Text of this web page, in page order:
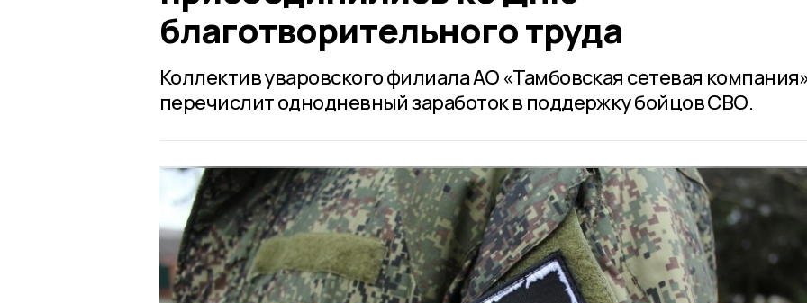
благотворительного труда
Коллектив уваровского филиала АО «Тамбовская сетевая
перечислит однодневный заработок в поддержку бойцов СВО.